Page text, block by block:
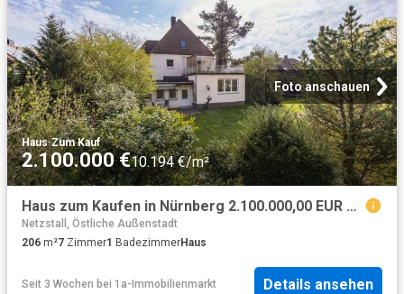
Foto anschauen
Haus·Zum Kauf
2.100.000 €10.194 €/m²
Haus zum Kaufen in Nürnberg 2.100.000,00 EUR 206 m²
Netzstall, Östliche Außenstadt
206 m²7 Zimmer1 BadezimmerHaus
Seit 3 Wochen bei 1a-Immobilienmarkt Details ansehen